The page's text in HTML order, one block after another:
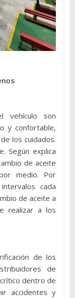
vehículo son
y confortable,
los cuidados.
Según explica
de aceite
medio. Por
cada
de aceite a
realizar a los
de los
de
dentro de
accidentes y